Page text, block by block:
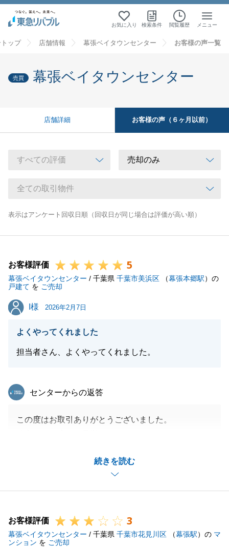
お気に入り 検索条件 閲覧履歴 メニュー
ップ 店舗情報 幕張ベイタウンセンター お客様の声一覧
売買 幕張ベイタウンセンター
店舗詳細 お客様の声（６ヶ月以前）
表示はアンケート回収日順（回収日が同じ場合は評価が高い順）
お客様評価 5
幕張ベイタウンセンター / 千葉県 千葉市美浜区 （幕張本郷駅）の
戸建て を ご売却
I様
I様 2026年2月7日
よくやってくれました
担当者さん、よくやってくれました。
続きを読む
東急リバブル
センターからの返答
この度はお取引ありがとうございました。
皆様のご協力もありスムーズに決済までたどり着けま
今後不動産の事で何かござましたらお気軽に申し付け
お客様評価 3
幕張ベイタウンセンター / 千葉県 千葉市花見川区 （幕張駅）の マ
ンション を ご売却